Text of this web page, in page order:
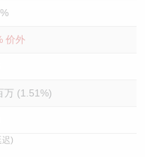
价外
万 (1.51%)
迟)